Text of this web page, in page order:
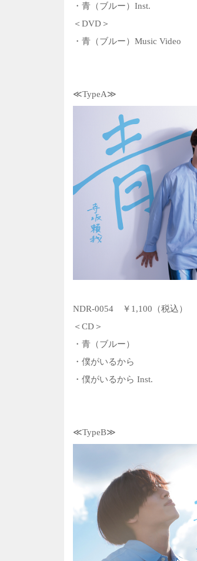
・青（ブルー）Inst.
＜DVD＞
・青（ブルー）Music Video
≪TypeA≫
NDR-0054 ￥1,100（税込）
＜CD＞
・青（ブルー）
・僕がいるから
・僕がいるから Inst.
≪TypeB≫